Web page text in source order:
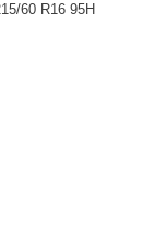
60 R16 95H